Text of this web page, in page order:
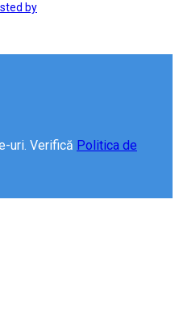
by
uri. Verifică Politica de